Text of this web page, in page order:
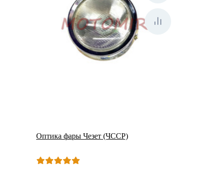
Оптика фары Чезет (ЧССР)